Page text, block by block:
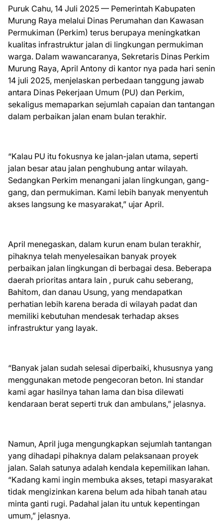
Puruk Cahu, 14 Juli 2025 — Pemerintah Kabupaten
Murung Raya melalui Dinas Perumahan dan Kawasan
Permukiman (Perkim) terus berupaya meningkatkan
kualitas infrastruktur jalan di lingkungan permukiman
warga. Dalam wawancaranya, Sekretaris Dinas Perkim
Murung Raya, April Antony di kantor nya pada hari senin
14 juli 2025, menjelaskan perbedaan tanggung jawab
antara Dinas Pekerjaan Umum (PU) dan Perkim,
sekaligus memaparkan sejumlah capaian dan tantangan
dalam perbaikan jalan enam bulan terakhir.
“Kalau PU itu fokusnya ke jalan-jalan utama, seperti
jalan besar atau jalan penghubung antar wilayah.
Sedangkan Perkim menangani jalan lingkungan, gang-
gang, dan permukiman. Kami lebih banyak menyentuh
akses langsung ke masyarakat,” ujar April.
April menegaskan, dalam kurun enam bulan terakhir,
pihaknya telah menyelesaikan banyak proyek
perbaikan jalan lingkungan di berbagai desa. Beberapa
daerah prioritas antara lain , puruk cahu seberang,
Bahitom, dan danau Usung, yang mendapatkan
perhatian lebih karena berada di wilayah padat dan
memiliki kebutuhan mendesak terhadap akses
infrastruktur yang layak.
“Banyak jalan sudah selesai diperbaiki, khususnya yang
menggunakan metode pengecoran beton. Ini standar
kami agar hasilnya tahan lama dan bisa dilewati
kendaraan berat seperti truk dan ambulans,” jelasnya.
Namun, April juga mengungkapkan sejumlah tantangan
yang dihadapi pihaknya dalam pelaksanaan proyek
jalan. Salah satunya adalah kendala kepemilikan lahan.
“Kadang kami ingin membuka akses, tetapi masyarakat
tidak mengizinkan karena belum ada hibah tanah atau
minta ganti rugi. Padahal jalan itu untuk kepentingan
umum,” jelasnya.